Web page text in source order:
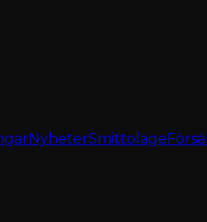
NyheterSmittoläge